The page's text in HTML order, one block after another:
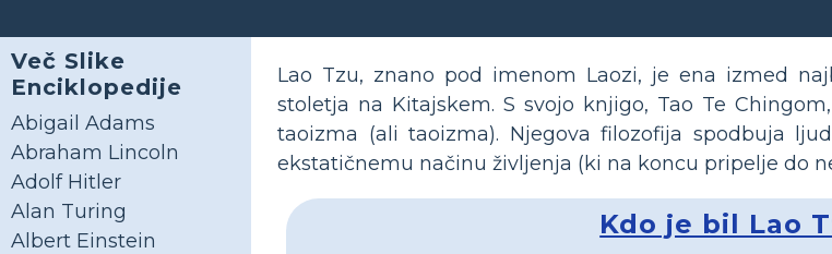
Več Slike
Enciklopedije
Abigail Adams
Abraham Lincoln
Adolf Hitler
Alan Turing
Albert Einstein
Lao Tzu, znano pod imenom Laozi, je ena izmed
stoletja na Kitajskem. S svojo knjigo, Tao Te
taoizma (ali taoizma). Njegova filozofija spodbuja
ekstatičnemu načinu življenja (ki na koncu pripelje do
Kdo je bil Lao